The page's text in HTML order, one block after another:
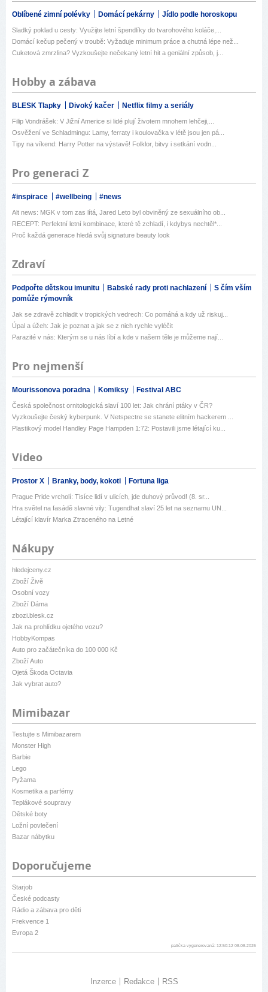
Oblíbené zimní polévky Domácí pekárny Jídlo podle horoskopu
Sladký poklad u cesty: Využijte letní špendlíky do tvarohového koláče,...
Domácí kečup pečený v troubě: Vyžaduje minimum práce a chutná lépe než...
Cuketová zmrzlina? Vyzkoušejte nečekaný letní hit a geniální způsob, j...
Hobby a zábava
BLESK Tlapky Divoký kačer Netflix filmy a seriály
Filip Vondrášek: V Jižní Americe si lidé plují životem mnohem lehčeji,...
Osvěžení ve Schladmingu: Lamy, ferraty i koulovačka v létě jsou jen pá...
Tipy na víkend: Harry Potter na výstavě! Folklor, bitvy i setkání vodn...
Pro generaci Z
#inspirace #wellbeing #news
Alt news: MGK v tom zas lítá, Jared Leto byl obviněný ze sexuálního ob...
RECEPT: Perfektní letní kombinace, které tě zchladí, i kdybys nechtěl*...
Proč každá generace hledá svůj signature beauty look
Zdraví
Podpořte dětskou imunitu Babské rady proti nachlazení
S čím vším
pomůže rýmovník
Jak se zdravě zchladit v tropických vedrech: Co pomáhá a kdy už riskuj...
Úpal a úžeh: Jak je poznat a jak se z nich rychle vyléčit
Parazité v nás: Kterým se u nás líbí a kde v našem těle je můžeme nají...
Pro nejmenší
Mourissonova poradna Komiksy Festival ABC
Česká společnost ornitologická slaví 100 let: Jak chrání ptáky v ČR?
Vyzkoušejte český kyberpunk. V Netspectre se stanete elitním hackerem ...
Plastikový model Handley Page Hampden 1:72: Postavili jsme létající ku...
Video
Prostor X Branky, body, kokoti Fortuna liga
Prague Pride vrcholí: Tisíce lidí v ulicích, jde duhový průvod! (8. sr...
Hra světel na fasádě slavné vily: Tugendhat slaví 25 let na seznamu UN...
Létající klavír Marka Ztraceného na Letné
Nákupy
hledejceny.cz
Zboží Živě
Osobní vozy
Zboží Dáma
zbozi.blesk.cz
Jak na prohlídku ojetého vozu?
HobbyKompas
Auto pro začátečníka do 100 000 Kč
Zboží Auto
Ojetá Škoda Octavia
Jak vybrat auto?
Mimibazar
Testujte s Mimibazarem
Monster High
Barbie
Lego
Pyžama
Kosmetika a parfémy
Teplákové soupravy
Dětské boty
Ložní povlečení
Bazar nábytku
Doporučujeme
Starjob
České podcasty
Rádio a zábava pro děti
Frekvence 1
Evropa 2
patička vygenerovaná: 12:50:12 08.08.2026
Inzerce Redakce RSS